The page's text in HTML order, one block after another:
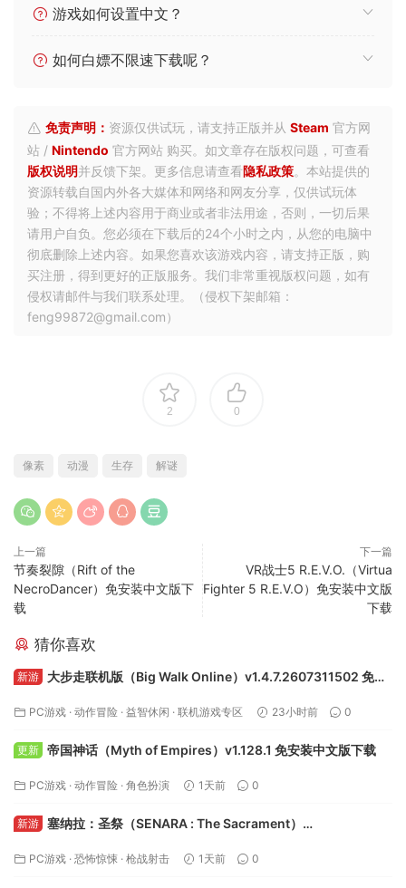
游戏如何设置中文？
如何白嫖不限速下载呢？
免责声明： 资源仅供试玩，请支持正版并从 Steam 官方网
站 / Nintendo 官方网站 购买。如文章存在版权问题，可查看
版权说明并反馈下架。更多信息请查看隐私政策。本站提供的
资源转载自国内外各大媒体和网络和网友分享，仅供试玩体
验；不得将上述内容用于商业或者非法用途，否则，一切后果
请用户自负。您必须在下载后的24个小时之内，从您的电脑中
彻底删除上述内容。如果您喜欢该游戏内容，请支持正版，购
买注册，得到更好的正版服务。我们非常重视版权问题，如有
侵权请邮件与我们联系处理。（侵权下架邮箱：
feng99872@gmail.com）
2 0
像素 动漫 生存 解谜
上一篇
节奏裂隙（Rift of the
NecroDancer）免安装中文版下
载
下一篇
VR战士5 R.E.V.O.（Virtua
Fighter 5 R.E.V.O）免安装中文版
下载
猜你喜欢
新游
大步走联机版（Big Walk Online）v1.4.7.2607311502 免安
PC游戏 · 动作冒险 · 益智休闲 · 联机游戏专区 23小时前 0
更新 帝国神话（Myth of Empires）v1.128.1 免安装中文版下载
PC游戏 · 动作冒险 · 角色扮演 1天前 0
新游 塞纳拉：圣祭（SENARA : The Sacrament）
PC游戏 · 恐怖惊悚 · 枪战射击 1天前 0